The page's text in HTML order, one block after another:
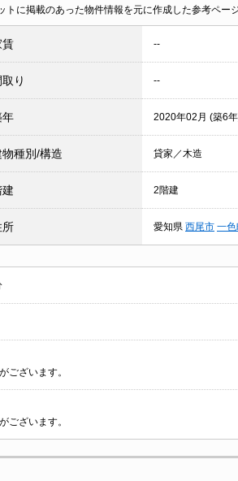
に掲載のあった物件情報を元に作成した参考ページ
賃 --
取り --
年 2020年02月 (築6
物種別/構造 貸家／木造
建 2階建
所 愛知県 西尾市 一色
ございます。
ございます。